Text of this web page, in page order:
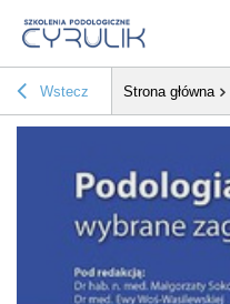
Wstecz Strona główna